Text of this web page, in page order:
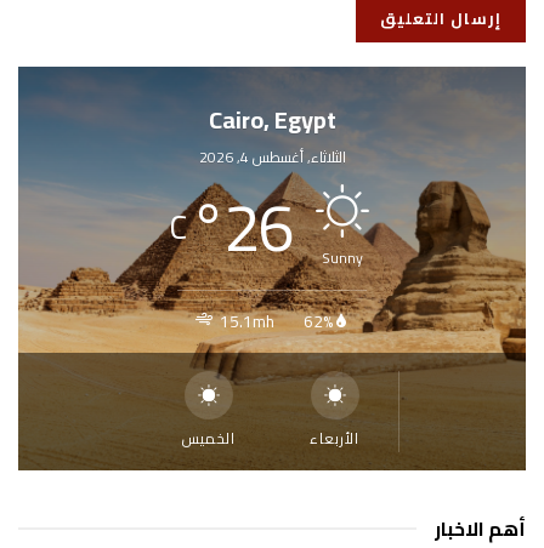
Cairo, Egypt
الثلاثاء, أغسطس 4, 2026
Sunny
26
°
C
62%
15.1mh
الأربعاء الخميس
أهم الاخبار